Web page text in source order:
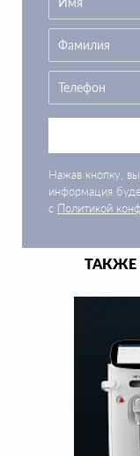
Нажав кнопку,
информация
с Политикой
ТАКЖЕ